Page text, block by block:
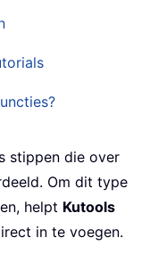
stippen die over
Om dit type
helpt Kutools
in te voegen.